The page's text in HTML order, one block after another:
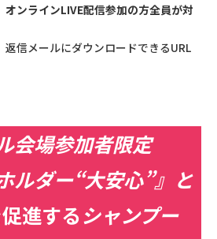
オンラインLIVE配信参加の方全員が対
返信メールにダウンロードできるURL
会場参加者限定
ルダー“大安心”』と
進するシャンプー